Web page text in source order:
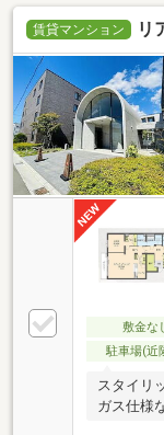
賃貸マンション リ
敷金な
駐車場(近
スタイリ
ガス仕様